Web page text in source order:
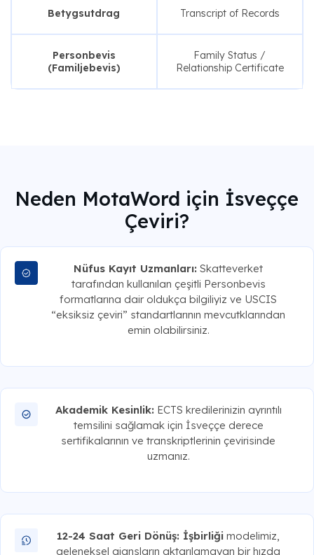
Betygsutdrag Transcript of Records
Personbevis
(Familjebevis)
Family Status /
Relationship Certificate
Neden MotaWord için İsveççe
Çeviri?
Nüfus Kayıt Uzmanları: Skatteverket
tarafından kullanılan çeşitli Personbevis
formatlarına dair oldukça bilgiliyiz ve USCIS
“eksiksiz çeviri” standartlarının mevcutklarından
emin olabilirsiniz.
Akademik Kesinlik: ECTS kredilerinizin ayrıntılı
temsilini sağlamak için İsveççe derece
sertifikalarının ve transkriptlerinin çevirisinde
uzmanız.
12-24 Saat Geri Dönüş: İşbirliği modelimiz,
geleneksel ajansların aktarılamayan bir hızda